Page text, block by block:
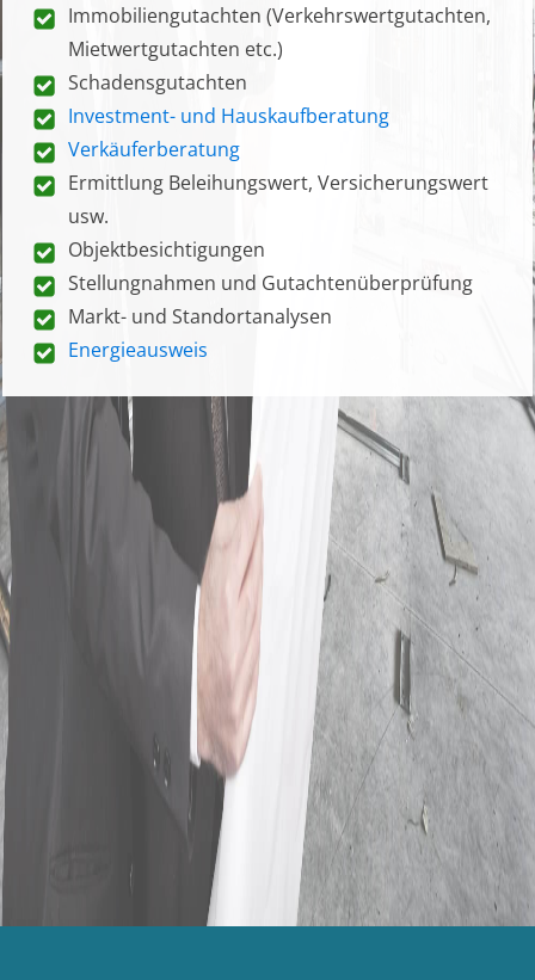
Immobiliengutachten (Verkehrswertgutachten,
Mietwertgutachten etc.)
Schadensgutachten
Investment- und Hauskaufberatung
Verkäuferberatung
Ermittlung Beleihungswert, Versicherungswert
usw.
Objektbesichtigungen
Stellungnahmen und Gutachtenüberprüfung
Markt- und Standortanalysen
Energieausweis